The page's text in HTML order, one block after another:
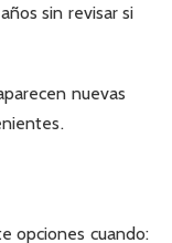
sin revisar si
nuevas
opciones cuando: